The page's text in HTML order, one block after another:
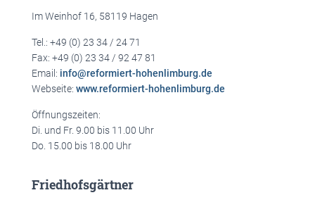
Im Weinhof 16, 58119 Hagen
Tel.: +49 (0) 23 34 / 24 71
Fax: +49 (0) 23 34 / 92 47 81
Email: info@reformiert-hohenlimburg.de
Webseite: www.reformiert-hohenlimburg.de
Öffnungszeiten:
Di. und Fr. 9.00 bis 11.00 Uhr
Do. 15.00 bis 18.00 Uhr
Friedhofsgärtner